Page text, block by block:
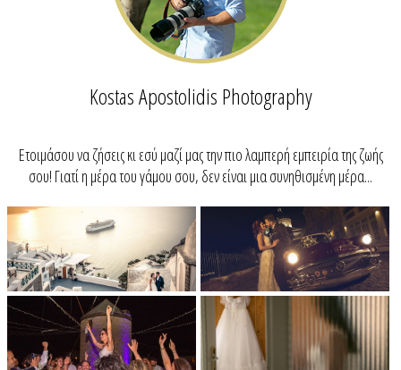
Kostas Apostolidis Photography
Ετοιμάσου να ζήσεις κι εσύ μαζί μας την πιο λαμπερή εμπειρία της ζωής
σου! Γιατί η μέρα του γάμου σου, δεν είναι μια συνηθισμένη μέρα...